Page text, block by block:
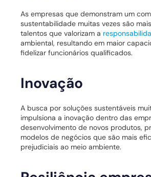
As empresas que demonstram um
sustentabilidade muitas vezes são
talentos que valorizam a
ambiental, resultando em maior
fidelizar funcionários qualificados.
Inovação
A busca por soluções sustentáveis
impulsiona a inovação dentro das
desenvolvimento de novos produtos,
modelos de negócios que são mais
prejudiciais ao meio ambiente.